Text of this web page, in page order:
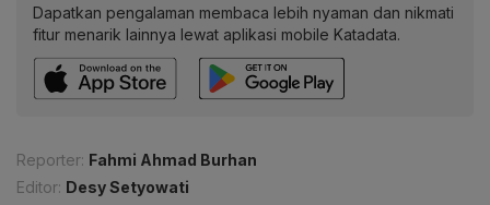
Dapatkan pengalaman membaca lebih nyaman dan nikmati
fitur menarik lainnya lewat aplikasi mobile Katadata.
Reporter: Fahmi Ahmad Burhan
Editor: Desy Setyowati